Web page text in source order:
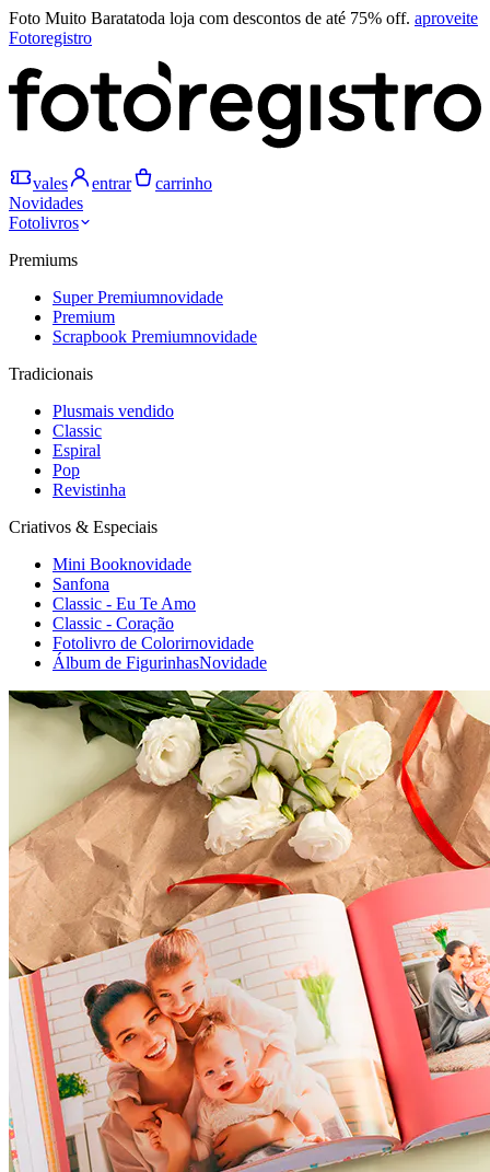
Foto Muito Baratatoda loja com descontos de até 75% off. aproveite
Fotoregistro
vales entrar
carrinho
Novidades
Fotolivros
Premiums
Super Premiumnovidade
Premium
Scrapbook Premiumnovidade
Tradicionais
Plusmais vendido
Classic
Espiral
Pop
Revistinha
Criativos & Especiais
Mini Booknovidade
Sanfona
Classic - Eu Te Amo
Classic - Coração
Fotolivro de Colorirnovidade
Álbum de FigurinhasNovidade